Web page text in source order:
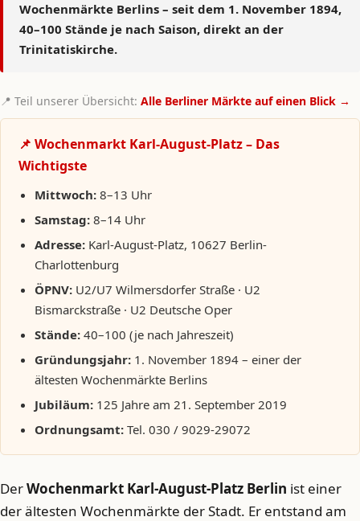
Wochenmärkte Berlins – seit dem 1. November 1894,
40–100 Stände je nach Saison, direkt an der
Trinitatiskirche.
📍 Teil unserer Übersicht: Alle Berliner Märkte auf einen Blick →
📌 Wochenmarkt Karl-August-Platz – Das
Wichtigste
Mittwoch: 8–13 Uhr
Samstag: 8–14 Uhr
Adresse: Karl-August-Platz, 10627 Berlin-
Charlottenburg
ÖPNV: U2/U7 Wilmersdorfer Straße · U2
Bismarckstraße · U2 Deutsche Oper
Stände: 40–100 (je nach Jahreszeit)
Gründungsjahr: 1. November 1894 – einer der
ältesten Wochenmärkte Berlins
Jubiläum: 125 Jahre am 21. September 2019
Ordnungsamt: Tel. 030 / 9029-29072
DerWochenmarkt Karl-August-Platz Berlin ist einer
der ältesten Wochenmärkte der Stadt. Er entstand am